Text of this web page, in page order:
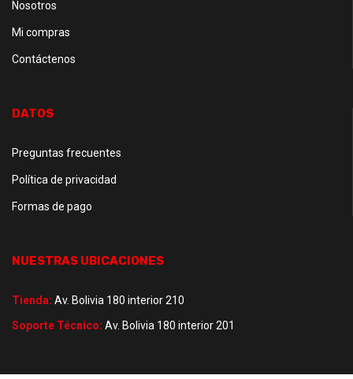
Nosotros
Mi compras
Contáctenos
DATOS
Preguntas frecuentes
Política de privacidad
Formas de pago
NUESTRAS UBICACIONES
Tienda: Av. Bolivia 180 interior 210
Soporte Técnico: Av. Bolivia 180 interior 201